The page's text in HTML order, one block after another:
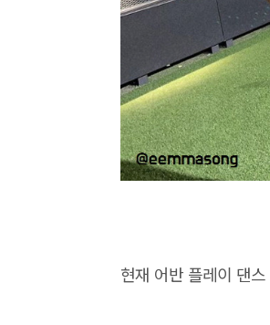
현재 어반 플레이 댄